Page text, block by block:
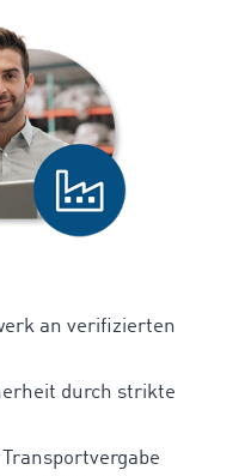
an verifizierten
durch strikte